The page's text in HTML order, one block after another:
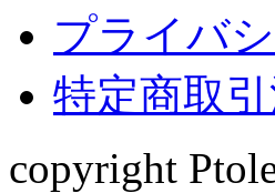
プライバ
特定商取
copyright